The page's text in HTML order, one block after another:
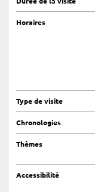
Horaires
Type de visite
Chronologies
Thèmes
Accessibilité